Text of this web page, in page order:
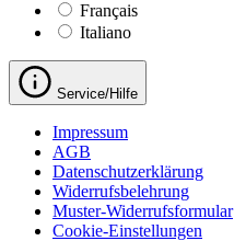
Français
Italiano
Service/Hilfe
Impressum
AGB
Datenschutzerklärung
Widerrufsbelehrung
Muster-Widerrufsformular
Cookie-Einstellungen